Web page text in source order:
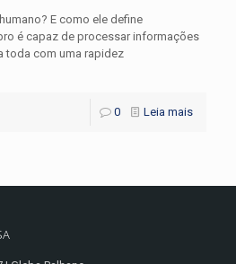
E como ele define
é capaz de processar informações
toda com uma rapidez
0 Leia mais